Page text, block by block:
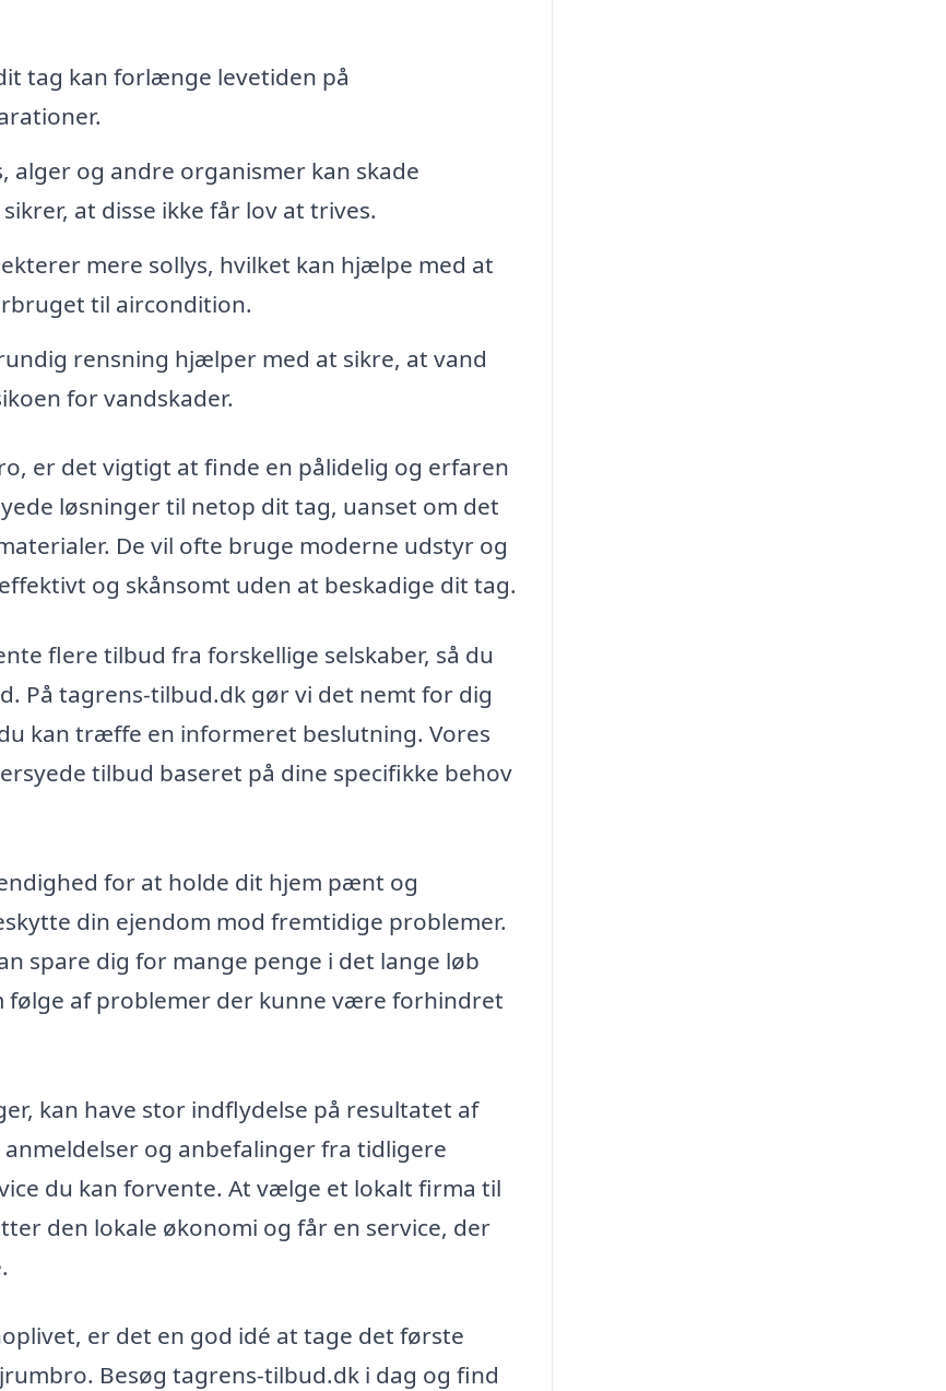
tag kan forlænge levetiden på
alger og andre organismer kan skade
at disse ikke får lov at trives.
mere sollys, hvilket kan hjælpe med at
til aircondition.
rensning hjælper med at sikre, at vand
for vandskader.
er det vigtigt at finde en pålidelig og erfaren
løsninger til netop dit tag, uanset om det
De vil ofte bruge moderne udstyr og
og skånsomt uden at beskadige dit tag.
flere tilbud fra forskellige selskaber, så du
På tagrens-tilbud.dk gør vi det nemt for dig
kan træffe en informeret beslutning. Vores
tilbud baseret på dine specifikke behov
for at holde dit hjem pænt og
din ejendom mod fremtidige problemer.
spare dig for mange penge i det lange løb
af problemer der kunne være forhindret
kan have stor indflydelse på resultatet af
og anbefalinger fra tidligere
du kan forvente. At vælge et lokalt firma til
den lokale økonomi og får en service, der
er det en god idé at tage det første
Besøg tagrens-tilbud.dk i dag og find